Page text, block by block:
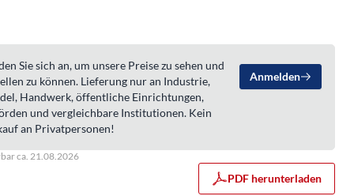
Sie sich an, um unsere Preise zu sehen und
zu können. Lieferung nur an Industrie,
Handwerk, öffentliche Einrichtungen,
und vergleichbare Institutionen. Kein
an Privatpersonen!
Anmelden
ca. 21.08.2026
PDF herunterladen